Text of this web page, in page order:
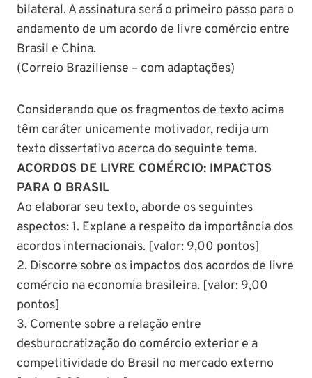
bilateral. A assinatura será o primeiro passo para o
andamento de um acordo de livre comércio entre
Brasil e China.
(Correio Braziliense – com adaptações)
Considerando que os fragmentos de texto acima
têm caráter unicamente motivador, redija um
texto dissertativo acerca do seguinte tema.
ACORDOS DE LIVRE COMÉRCIO: IMPACTOS
PARA O BRASIL
Ao elaborar seu texto, aborde os seguintes
aspectos: 1. Explane a respeito da importância dos
acordos internacionais. [valor: 9,00 pontos]
2. Discorre sobre os impactos dos acordos de livre
comércio na economia brasileira. [valor: 9,00
pontos]
3. Comente sobre a relação entre
desburocratização do comércio exterior e a
competitividade do Brasil no mercado externo